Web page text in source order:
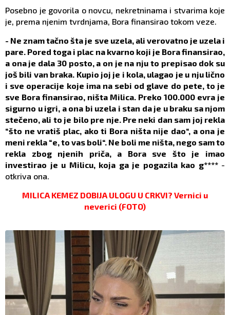
Posebno je govorila o novcu, nekretninama i stvarima koje
je, prema njenim tvrdnjama, Bora finansirao tokom veze.
- Ne znam tačno šta je sve uzela, ali verovatno je uzela i
pare. Pored toga i plac na kvarno koji je Bora finansirao,
a ona je dala 30 posto, a on je na nju to prepisao dok su
još bili van braka. Kupio joj je i kola, ulagao je u nju lično
i sve operacije koje ima na sebi od glave do pete, to je
sve Bora finansirao, ništa Milica. Preko 100.000 evra je
sigurno u igri, a ona bi uzela i stan da je u braku sa njom
stečeno, ali to je bilo pre nje. Pre neki dan sam joj rekla
“što ne vratiš plac, ako ti Bora ništa nije dao“, a ona je
meni rekla “e, to vas boli“. Ne boli me ništa, nego sam to
rekla zbog njenih priča, a Bora sve što je imao
investirao je u Milicu, koja ga je pogazila kao g**** -
otkriva ona.
MILICA KEMEZ DOBIJA ULOGU U CRKVI? Vernici u
neverici (FOTO)